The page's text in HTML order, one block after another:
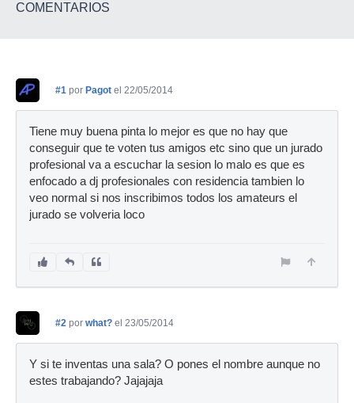
COMENTARIOS
#1 por Pagot el 22/05/2014
Tiene muy buena pinta lo mejor es que no hay que
conseguir que te voten tus amigos etc sino que un jurado
profesional va a escuchar la sesion lo malo es que es
enfocado a dj profesionales con residencia tambien lo
veo normal si nos inscribimos todos los amateurs el
jurado se volveria loco
#2 por what? el 23/05/2014
Y si te inventas una sala? O pones el nombre aunque no
estes trabajando? Jajajaja